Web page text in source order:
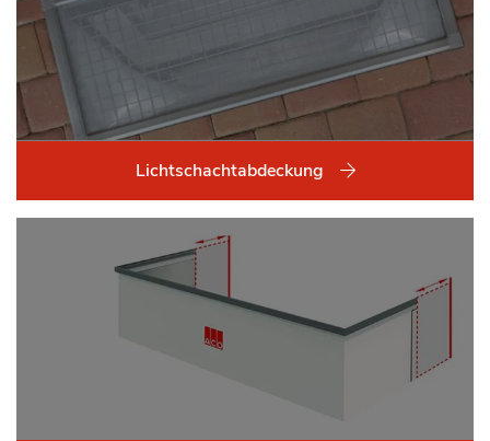
Lichtschachtabdeckung